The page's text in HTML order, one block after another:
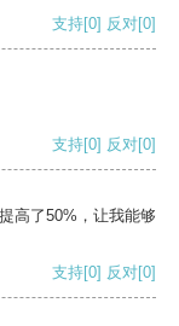
支持[0] 反对[0]
支持[0] 反对[0]
高了50%，让我能够
支持[0] 反对[0]